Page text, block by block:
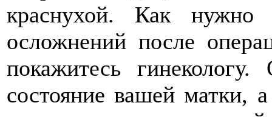
краснухой. Как нужно
осложнений после
покажитесь
состояние вашей матки,